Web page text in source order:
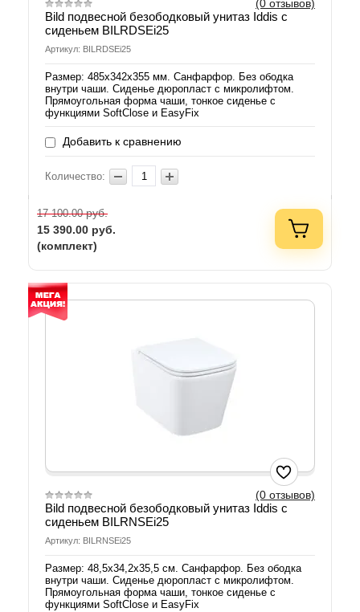
(0 отзывов)
Bild подвесной безободковый унитаз Iddis с
сиденьем BILRDSEi25
Артикул: BILRDSEi25
Размер: 485х342х355 мм. Санфарфор. Без ободка
внутри чаши. Сиденье дюропласт с микролифтом.
Прямоугольная форма чаши, тонкое сиденье с
функциями SoftClose и EasyFix
Добавить к сравнению
Количество:
17 100.00руб.
15 390.00 руб.
(комплект)
(0 отзывов)
Bild подвесной безободковый унитаз Iddis с
сиденьем BILRNSEi25
Артикул: BILRNSEi25
Размер: 48,5х34,2х35,5 см. Санфарфор. Без ободка
внутри чаши. Сиденье дюропласт с микролифтом.
Прямоугольная форма чаши, тонкое сиденье с
функциями SoftClose и EasyFix